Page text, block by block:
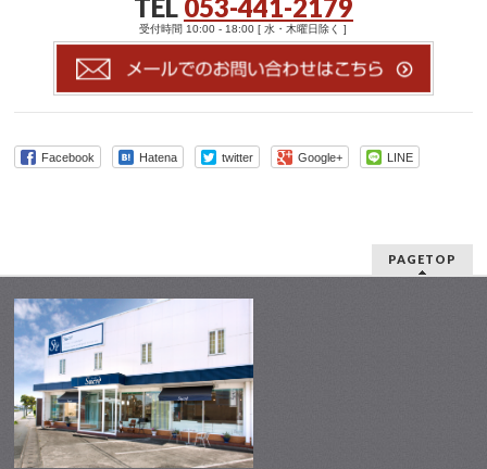
TEL 053-441-2179
受付時間 10:00 - 18:00 [ 水・木曜日除く ]
Facebook Hatena twitter Google+ LINE
PAGETOP